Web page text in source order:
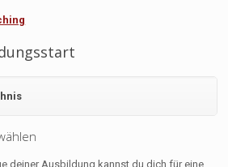
deiner Ausbildung kannst du dich für eine